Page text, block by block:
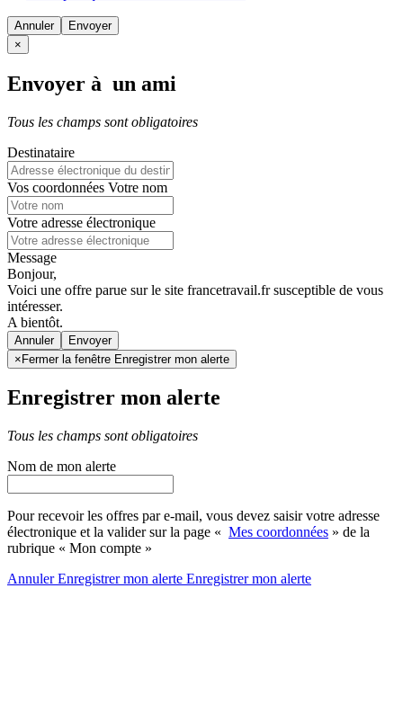
Annuler
×
Envoyer à un ami
Tous les champs sont obligatoires
Destinataire
Vos coordonnées Votre nom
Votre adresse électronique
Message
Bonjour,
Voici une offre parue sur le site francetravail.fr susceptible de vous
intéresser.
A bientôt.
Annuler
×Fermer la fenêtre Enregistrer mon alerte
Enregistrer mon alerte
Tous les champs sont obligatoires
Nom de mon alerte
Pour recevoir les offres par e-mail, vous devez saisir votre adresse
électronique et la valider sur la page « Mes coordonnées » de la
rubrique « Mon compte »
AnnulerEnregistrer mon alerte Enregistrermon alerte